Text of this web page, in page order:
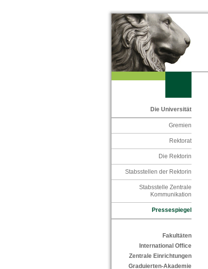
Die Universität
Gremien
Rektorat
Die Rektorin
Stabsstellen der Rektorin
Stabsstelle Zentrale
Kommunikation
Pressespiegel
Fakultäten
International Office
Zentrale Einrichtungen
Graduierten-Akademie